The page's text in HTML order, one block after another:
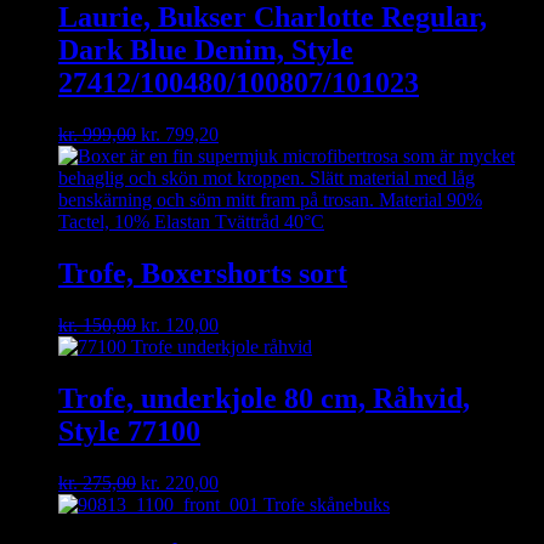
Laurie, Bukser Charlotte Regular,
Dark Blue Denim, Style
27412/100480/100807/101023
kr.999,00 Original
price
was:
kr. 999,00.
kr. 799,20Current
price
is:
kr. 799,20.
Trofe, Boxershorts sort
kr.150,00 Original
price
kr. 150,00.
kr. 120,00Current
price
kr. 120,00.
Trofe, underkjole 80 cm, Råhvid,
Style 77100
kr.275,00 Original
price
kr. 220,00Current
price